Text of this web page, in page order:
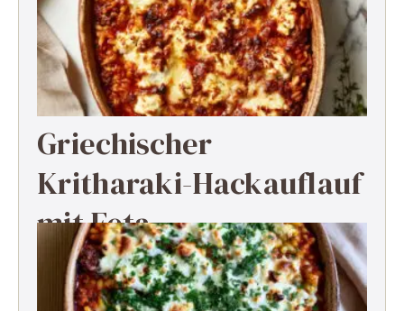
Griechischer
Kritharaki-Hackauflauf
mit Feta